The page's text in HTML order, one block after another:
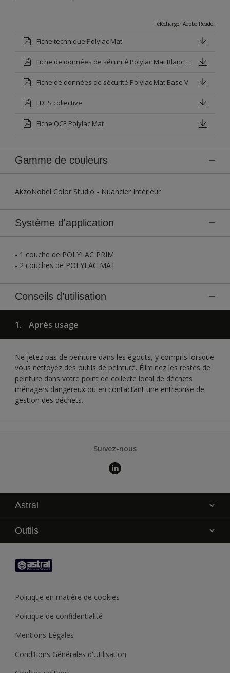
Télécharger Adobe Reader
Fiche technique Polylac Mat
Fiche de données de sécurité Polylac Mat Blanc Base P
Fiche de données de sécurité Polylac Mat Base V
FDES collective
Fiche QCE Polylac Mat
Gamme de couleurs
AkzoNobel Color Studio - Nuancier Intérieur
Système d'application
- 1 couche de POLYLAC PRIM
- 2 couches de POLYLAC MAT
Conseils d’utilisation
1. Après usage
Ne jetez pas de peinture dans les égouts, y compris lorsque
vous nettoyez des outils de peinture. Éliminez les restes de
peinture dans votre point de collecte local de déchets
ménagers dangereux ou en contactant une entreprise de
gestion des déchets.
Suivez-nous
Astral
La marque
Service technique
Contact
Trouver un point de vente
Recycler son pot de peinture
Outils
Politique en matière de cookies
Politique de confidentialité
Mentions Légales
Conditions Générales d'Utilisation